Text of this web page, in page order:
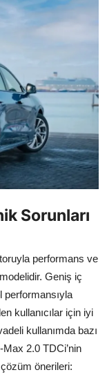
Sorunları
performans ve
Geniş iç
kullanıcılar için iyi
kullanımda bazı
2.0 TDCi’nin
önerileri: